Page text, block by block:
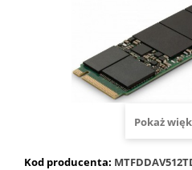
Pokaż
Kod producenta: